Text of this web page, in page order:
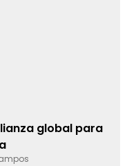
global para